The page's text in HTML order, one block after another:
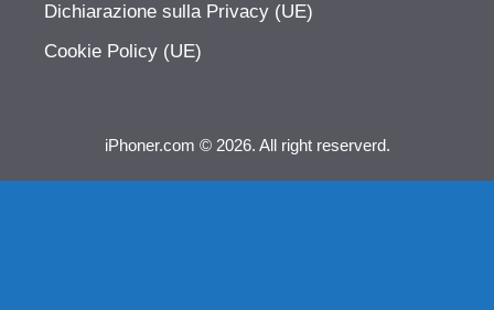
Dichiarazione sulla Privacy (UE)
Cookie Policy (UE)
iPhoner.com © 2026. All right reserverd.